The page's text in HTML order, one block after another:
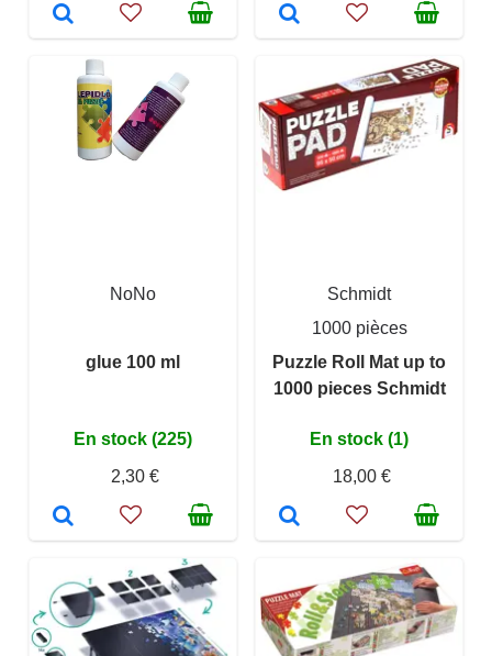
NoNo
glue 100 ml
En stock (225)
2,30 €
Schmidt
1000 pièces
Puzzle Roll Mat up to
1000 pieces Schmidt
En stock (1)
18,00 €